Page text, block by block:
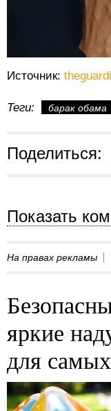
Источник:
Теги: барак обама
Поделиться:
Показать
На правах рекламы
яркие
для